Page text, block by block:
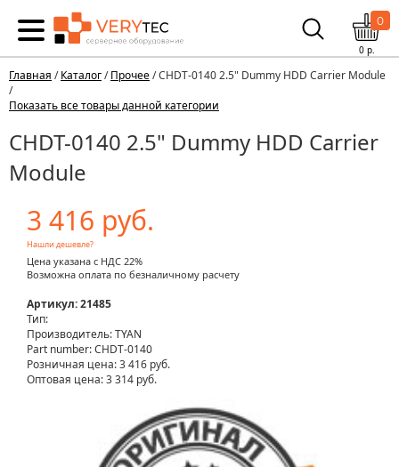
0
0р.
Главная /Каталог/Прочее/ CHDT-0140 2.5" Dummy HDD Carrier Module
/
Показать все товары данной категории
CHDT-0140 2.5" Dummy HDD Carrier
Module
3 416 руб.
Нашли дешевле?
Цена указана с НДС 22%
Возможна оплата по безналичному расчету
Артикул: 21485
Тип:
Производитель: TYAN
Part number: CHDT-0140
Розничная цена:3 416 руб.
Оптовая цена: 3 314 руб.